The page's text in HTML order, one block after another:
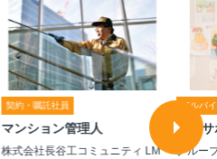
契約・嘱託社員
マンション管理人
株式会社長谷工コミュニティ LM
アルバ
生活
グルー